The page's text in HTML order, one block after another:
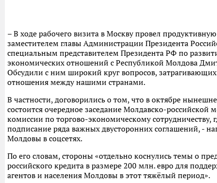
– В ходе рабочего визита в Москву провел продуктивную
заместителем главы Администрации Президента
специальным представителем Президента РФ по
экономических отношений с Республикой Молдова
Обсудили с ним широкий круг вопросов,
отношения между нашими странами.
В частности, договорились о том, что в октябре
состоится очередное заседание Молдавско-российской
комиссии по торгово-экономическому сотрудничеству,
подписание ряда важных двусторонних соглашений, -
Молдовы в соцсетях.
По его словам, стороны «отдельно коснулись темы о
российского кредита в размере 200 млн. евро для
агентов и населения Молдовы в этот тяжёлый период».